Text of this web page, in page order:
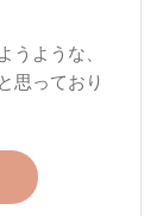
ような、
思っており